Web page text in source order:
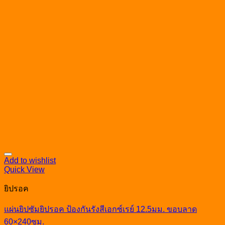
Add to wishlist
Quick View
ยิปรอค
แผ่นยิปซัมยิปรอค ป้องกันรังสีเอกซ์เรย์ 12.5มม. ขอบลาด
60×240ซม.